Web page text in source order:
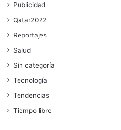
Publicidad
Qatar2022
Reportajes
Salud
Sin categoría
Tecnología
Tendencias
Tiempo libre